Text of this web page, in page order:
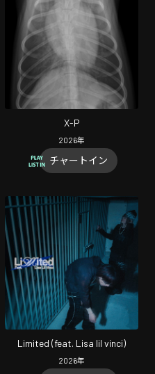
X-P
2026年
チャートイン
Limited (feat. Lisa lil vinci)
2026年